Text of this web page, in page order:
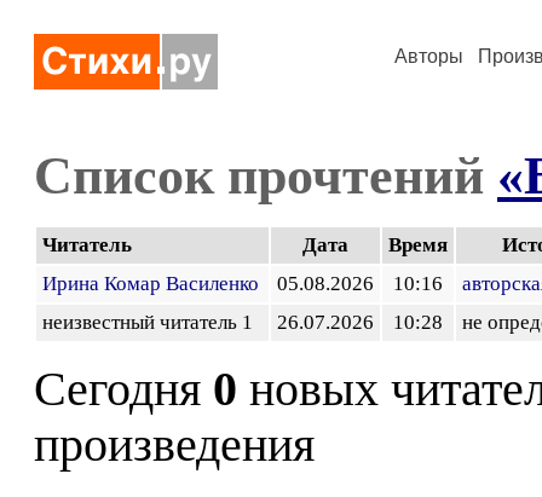
Авторы
Список прочтений
Читатель Дата Время
Ирина Комар Василенко
05.08.2026 10:16
неизвестный читатель 1
26.07.2026 10:28 не
Сегодня 0 новых
произведения